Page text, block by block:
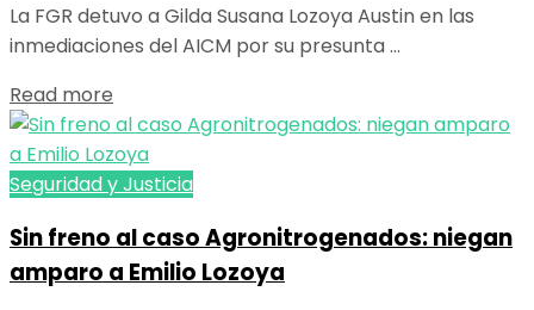
La FGR detuvo a Gilda Susana Lozoya Austin en las
inmediaciones del AICM por su presunta ...
Read more
Seguridad y Justicia
Sin freno al caso Agronitrogenados: niegan
amparo a Emilio Lozoya